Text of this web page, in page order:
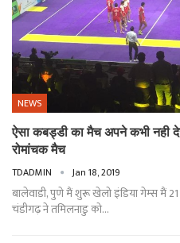
NEWS
ऐसा कबड्डी का मैच अपने कभी नही
रोमांचक मैच
TDADMIN Jan 18, 2019
बालेवाडी, पुणे मैं शुरू खेलो इंडिया गेम्स मैं
चंडीगढ़ ने तमिलनाडु को…